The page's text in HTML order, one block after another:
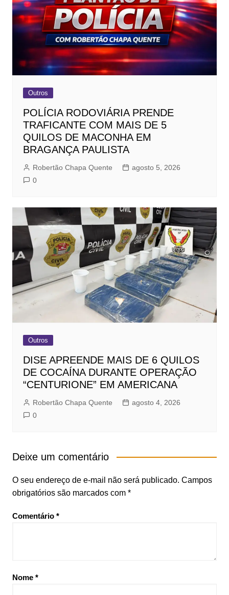
Outros
POLÍCIA RODOVIÁRIA PRENDE
TRAFICANTE COM MAIS DE 5
QUILOS DE MACONHA EM
BRAGANÇA PAULISTA
Robertão Chapa Quente
agosto 5, 2026
0
Outros
DISE APREENDE MAIS DE 6 QUILOS
DE COCAÍNA DURANTE OPERAÇÃO
“CENTURIONE” EM AMERICANA
Robertão Chapa Quente
agosto 4, 2026
0
Deixe um comentário
O seu endereço de e-mail não será publicado. Campos
obrigatórios são marcados com *
Comentário *
Nome *